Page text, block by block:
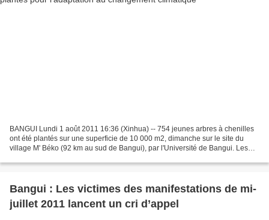
BANGUI Lundi 1 août 2011 16:36 (Xinhua) -- 754 jeunes arbres à chenilles
ont été plantés sur une superficie de 10 000 m2, dimanche sur le site du
village M' Béko (92 km au sud de Bangui), par l'Université de Bangui. Les
Bangui : Les victimes des manifestations de mi-
juillet 2011 lancent un cri d’appel